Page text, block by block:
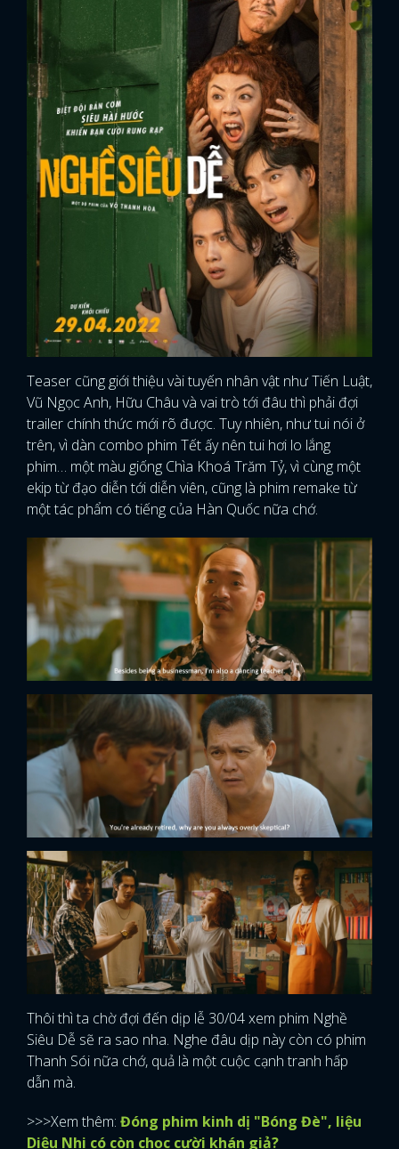
ĐĂNG NHẬP
Teaser cũng giới thiệu vài tuyến nhân vật như Tiến Luật,
Vũ Ngọc Anh, Hữu Châu và vai trò tới đâu thì phải đợi
trailer chính thức mới rõ được. Tuy nhiên, như tui nói ở
trên, vì dàn combo phim Tết ấy nên tui hơi lo lắng
phim… một màu giống Chìa Khoá Trăm Tỷ, vì cùng một
ekip từ đạo diễn tới diễn viên, cũng là phim remake từ
một tác phẩm có tiếng của Hàn Quốc nữa chớ.
Thôi thì ta chờ đợi đến dịp lễ 30/04 xem phim Nghề
Siêu Dễ sẽ ra sao nha. Nghe đâu dịp này còn có phim
Thanh Sói nữa chớ, quả là một cuộc cạnh tranh hấp
dẫn mà.
>>>Xem thêm: Đóng phim kinh dị "Bóng Đè", liệu
Diệu Nhi có còn chọc cười khán giả?